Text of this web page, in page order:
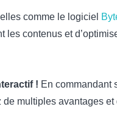
comme le logiciel
contenus et
! En commandant
multiples avantages